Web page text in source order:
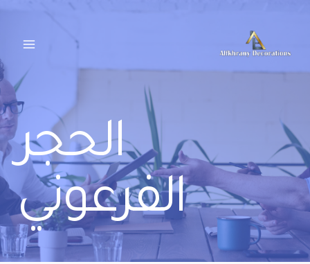
المحتوى
الحجر
الفرعوني